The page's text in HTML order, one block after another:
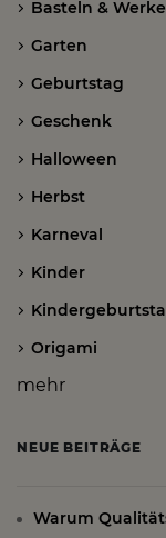
Basteln &
Garten
Geburtstag
Geschenk
Halloween
Herbst
Karneval
Kinder
Origami
mehr
NEUE BEITRÄGE
Warum